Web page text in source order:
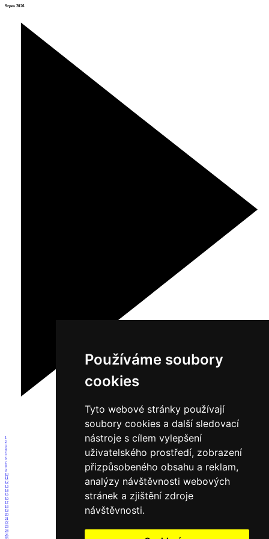
Používáme soubory
cookies
Tyto webové stránky používají
soubory cookies a další sledovací
nástroje s cílem vylepšení
uživatelského prostředí, zobrazení
přizpůsobeného obsahu a reklam,
analýzy návštěvnosti webových
stránek a zjištění zdroje
návštěvnosti.
Srpen 2026
1
2
3
4
5
6
7
8
9
10
11
12
13
14
15
16
17
18
19
20
21
22
23
24
25